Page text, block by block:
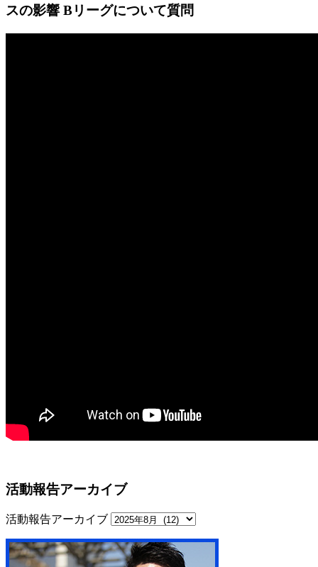
スの影響 Bリーグについて質問
活動報告アーカイブ
活動報告アーカイブ